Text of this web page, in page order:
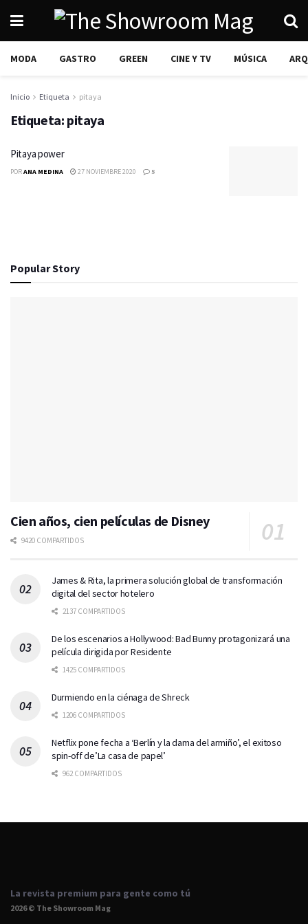
MODA GASTRO GREEN CINE Y TV MÚSICA
Inicio Etiqueta pitaya
Etiqueta: pitaya
Pitaya power
PORANA MEDINA 27 NOVIEMBRE 2020 5
Popular Story
Cien años, cien películas de Disney
9420 COMPARTIDOS
James & Rita, la primera solución global de transformación
digital del sector hotelero
2137 COMPARTIDOS
De los escenarios a Hollywood: Bad Bunny protagonizará una
película dirigida por Residente
1425 COMPARTIDOS
Durmiendo en la ciénaga de Shreck
1206 COMPARTIDOS
Netflix pone fecha a ‘Berlín y la dama del armiño’, el exitoso
spin-off de’La casa de papel’
962 COMPARTIDOS
La revista premium para gente como tú
2026 © The Showroom Mag